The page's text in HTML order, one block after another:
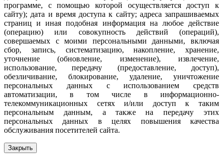
программе, с помощью которой осуществляется доступ к
сайту); дата и время доступа к сайту; адреса запрашиваемых
страниц и иная подобная информация на любое действие
(операцию) или совокупность действий (операций),
совершаемых с моими персональными данными, включая
сбор, запись, систематизацию, накопление, хранение,
уточнение (обновление, изменение), извлечение,
использование, передачу (предоставление, доступ),
обезличивание, блокирование, удаление, уничтожение
персональных данных с использованием средств
автоматизации, в том числе в информационно-
телекоммуникационных сетях и/или доступ к таким
персональным данным, а также на передачу этих
персональных данных в целях повышения качества
обслуживания посетителей сайта.
Закрыть